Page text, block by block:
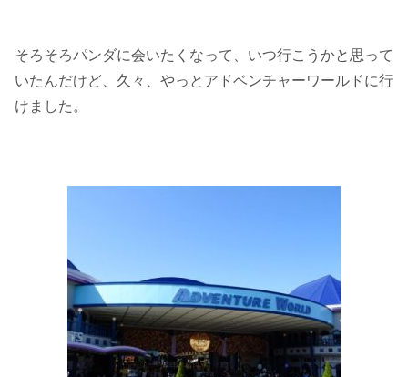
そろそろパンダに会いたくなって、いつ行こうかと思って
いたんだけど、久々、やっとアドベンチャーワールドに行
けました。